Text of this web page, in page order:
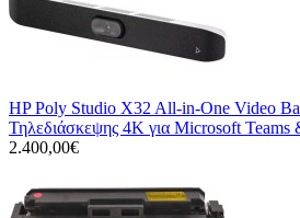
HP Poly Studio X32 All-in-One Video
Τηλεδιάσκεψης 4K για Microsoft Teams
2.400,00€